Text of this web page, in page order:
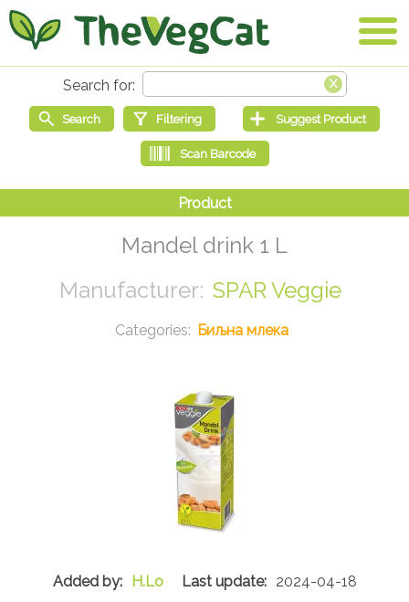
Mandel drink 1 L
SPAR Veggie
Биљна млека
H.Lo 2024-04-18